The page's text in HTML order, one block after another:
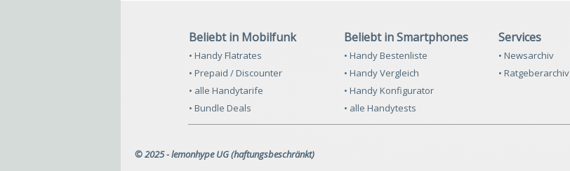
Beliebt in Mobilfunk
• Handy Flatrates
• Prepaid / Discounter
• alle Handytarife
• Bundle Deals
Beliebt in Smartphones
• Handy Bestenliste
• Handy Vergleich
• Handy Konfigurator
• alle Handytests
Services
• Newsarchiv
• Ratgeberarchiv
© 2025 - lemonhype UG (haftungsbeschränkt)